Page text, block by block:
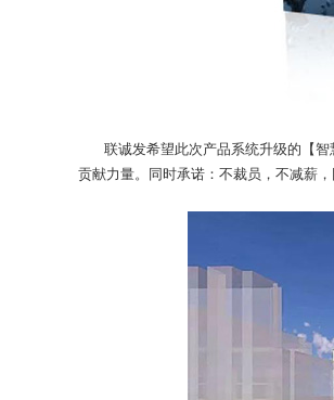
联诚发希望此次产品系统升级的【智
贡献力量。同时承诺：不裁员，不减薪